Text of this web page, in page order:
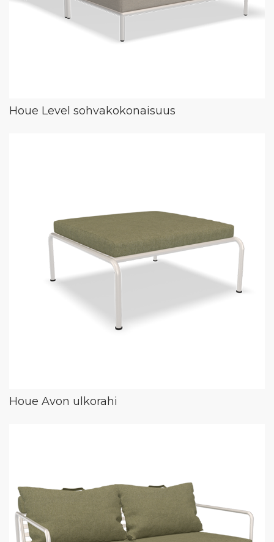
Houe Level sohvakokonaisuus
Houe Avon ulkorahi